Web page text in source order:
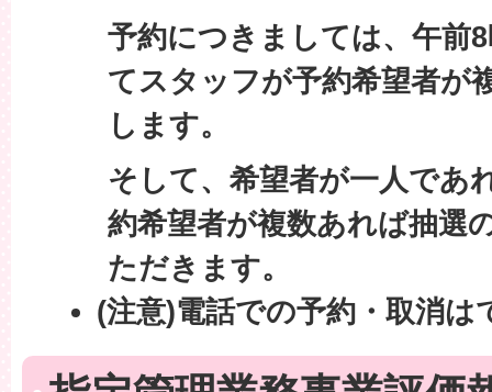
予約につきましては、午前
てスタッフが予約希望者が
します。
そして、希望者が一人であ
約希望者が複数あれば抽選
ただきます。
(注意)電話での予約・取消は